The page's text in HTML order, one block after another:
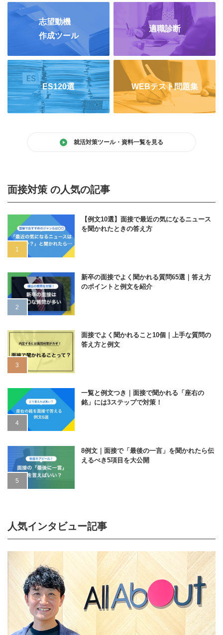
志望動機
作成ツール
適職診断
ES120選 WEBテスト問題集
就活対策ツール・資料一覧を見る
面接対策 の人気の記事
【例文10選】面接で最近の気になるニュース
を聞かれたときの答え方
新卒の面接でよく聞かれる質問65選｜答え方
のポイントと例文を紹介
面接でよく聞かれること10個｜上手な質問の
答え方と例文
一覧と例文つき｜面接で聞かれる「座右の
銘」には3ステップで対策！
8例文｜面接で「最後の一言」を聞かれたら伝
えるべき5項目を大公開
人気インタビュー記事